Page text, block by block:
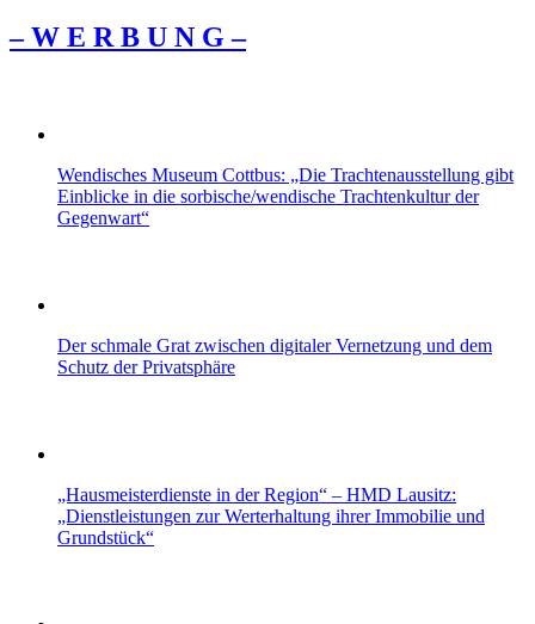
– W Ε R Β U Ν G –
Wendisches Museum Cottbus: „Die Trachtenausstellung gibt
Einblicke in die sorbische/wendische Trachtenkultur der
Gegenwart“
Der schmale Grat zwischen digitaler Vernetzung und dem
Schutz der Privatsphäre
„Hausmeisterdienste in der Region“ – HMD Lausitz:
„Dienstleistungen zur Werterhaltung ihrer Immobilie und
Grundstück“